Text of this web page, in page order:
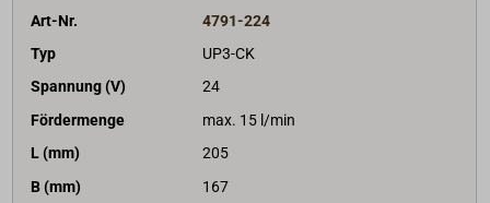
Art-Nr.
4791-224
Typ
UP3-CK
Spannung (V)
24
Fördermenge
max. 15 l/min
L (mm)
205
B (mm)
167